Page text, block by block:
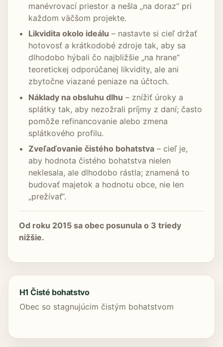
manévrovací priestor a nešla „na doraz“ pri
každom väčšom projekte.
Likvidita okolo ideálu – nastavte si cieľ držať
hotovosť a krátkodobé zdroje tak, aby sa
dlhodobo hýbali čo najbližšie „na hrane“
teoretickej odporúčanej likvidity, ale ani
zbytočne viazané peniaze na účtoch.
Náklady na obsluhu dlhu – znížiť úroky a
splátky tak, aby nezožrali príjmy z daní; často
pomôže refinancovanie alebo zmena
splátkového profilu.
Zveľaďovanie čistého bohatstva– cieľ je,
aby hodnota čistého bohatstva nielen
neklesala, ale dlhodobo rástla; znamená to
budovať majetok a hodnotu obce, nie len
„prežívať“.
Od roku 2015 sa obec posunula o 3 triedy
nižšie.
H1 Čisté bohatstvo
Obec so stagnujúcim čistým bohatstvom